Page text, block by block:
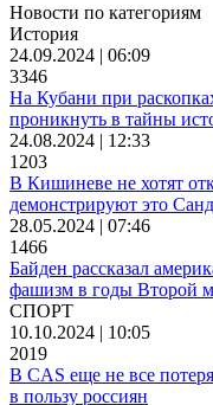
Новости по категориям
История
24.09.2024 | 06:09
3346
На Кубани при
проникнуть в тайны
24.08.2024 | 12:33
1203
В Кишиневе не хотят
демонстрируют это
28.05.2024 | 07:46
1466
Байден рассказал
фашизм в годы Второй
СПОРТ
10.10.2024 | 10:05
2019
В CAS еще не все
в пользу россиян